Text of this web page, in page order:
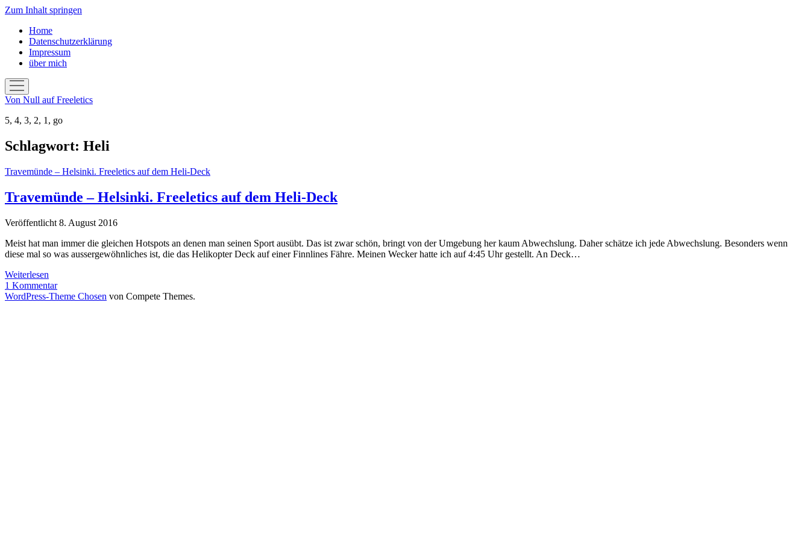
Zum Inhalt springen
Home
Datenschutzerklärung
Impressum
über mich
Menü
öffnen
Von Null auf Freeletics
5, 4, 3, 2, 1, go
Schlagwort: Heli
Travemünde – Helsinki. Freeletics auf dem Heli-Deck
Travemünde – Helsinki. Freeletics auf dem Heli-Deck
Veröffentlicht 8. August 2016
Meist hat man immer die gleichen Hotspots an denen man seinen Sport ausübt. Das ist zwar schön, bringt von der Umgebung her kaum Abwechslung. Daher schätze ich jede Abwechslung. Besonders wenn
diese mal so was aussergewöhnliches ist, die das Helikopter Deck auf einer Finnlines Fähre. Meinen Wecker hatte ich auf 4:45 Uhr gestellt. An Deck…
Weiterlesen
–
Helsinki.
1 Kommentar
WordPress-Theme Chosen von Compete Themes.